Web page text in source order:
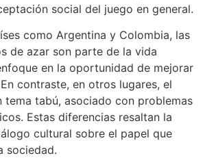
social del juego en general.
como Argentina y Colombia, las
de azar son parte de la vida
en la oportunidad de mejorar
contraste, en otros lugares, el
tema tabú, asociado con problemas
Estas diferencias resaltan la
cultural sobre el papel que
sociedad.